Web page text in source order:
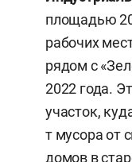
забыли. Но два
бумаги взяли с
название —
В проект вошли
Зеленодольска,
Васильево,
площадью
рабочих
рядом с
2022 года.
участок,
т мусора от
домов в